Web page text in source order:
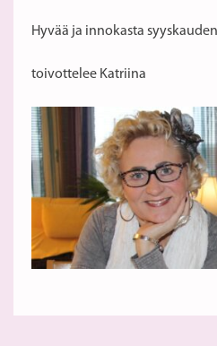
Hyvää ja innokasta
toivottelee Katriina